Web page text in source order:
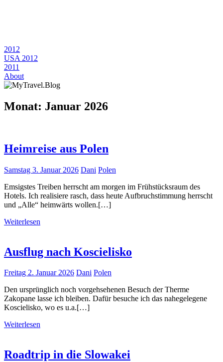
2012
USA 2012
2011
About
Monat: Januar 2026
Heimreise aus Polen
Samstag 3. Januar 2026 Dani Polen
Emsigstes Treiben herrscht am morgen im Frühstücksraum des
Hotels. Ich realisiere rasch, dass heute Aufbruchstimmung herrscht
und „Alle“ heimwärts wollen.[…]
Weiterlesen
Ausflug nach Koscielisko
Freitag 2. Januar 2026 Dani Polen
Den ursprünglich noch vorgehsehenen Besuch der Therme
Zakopane lasse ich bleiben. Dafür besuche ich das nahegelegene
Koscielisko, wo es u.a.[…]
Weiterlesen
Roadtrip in die Slowakei